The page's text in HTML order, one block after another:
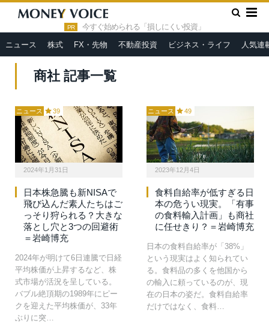
PR 今すぐ始められる「損しにくい投資」
ニュース 株式 FX・先物 不動産投資 ビジネス・ライフ 人気連
HOME » 商社
商社 記事一覧
ニュース 39
2024年1月31日
日本株急騰も新NISAで
飛び込んだ素人たちはご
っそり狩られる？大きな
落とし穴と3つの回避術
＝岩崎博充
2024年が明けて6日連騰で日経
平均株価が上昇するなど、株
式市場が活況を呈している。
バブル絶頂期の1989年にピー
クを迎えた平均株価が、33年
ぶりに突…
ニュース 49
2023年12月4日
食料自給率が低すぎる日
本の危うい現実。「有事
の食料輸入計画」も商社
に任せきり？＝岩崎博充
日本の食料自給率が「38%」
という現実はよく知られてい
る。食料品の多くを他国から
の輸入に頼っているのが、現
在の日本の姿だ。食料自給率
だけではなく、食料…